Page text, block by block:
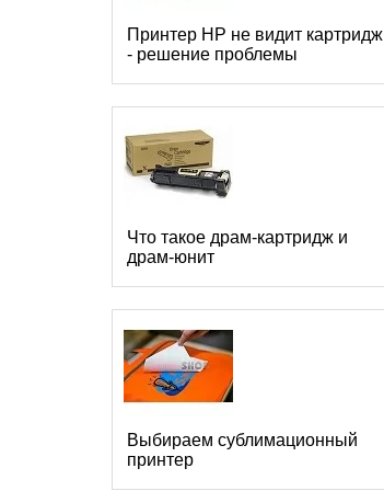
Принтер HP не видит картридж
- решение проблемы
Что такое драм-картридж и
драм-юнит
Выбираем сублимационный
принтер